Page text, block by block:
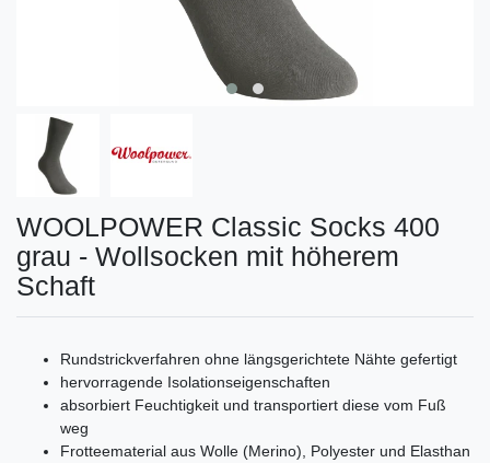
WOOLPOWER Classic Socks 400
grau - Wollsocken mit höherem
Schaft
Rundstrickverfahren ohne längsgerichtete Nähte gefertigt
hervorragende Isolationseigenschaften
absorbiert Feuchtigkeit und transportiert diese vom Fuß
weg
Frotteematerial aus Wolle (Merino), Polyester und Elasthan